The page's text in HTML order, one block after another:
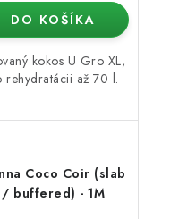
DO KOŠÍKA
kokos U Gro XL,
rehydratácii až 70 l.
Coco Coir (slab
/ buffered) - 1M